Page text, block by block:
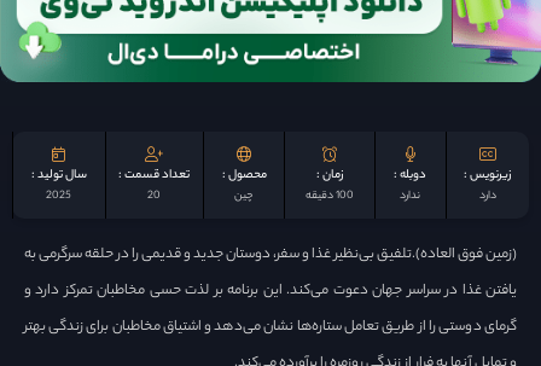
زیرنویس :
دارد
دوبله :
ندارد
زمان :
100 دقیقه
محصول :
چين
تعداد قسمت :
20
سال تولید :
2025
(زمین فوق العاده).تلفیق بی‌نظیر غذا و سفر، دوستان جدید و قدیمی را در حلقه سرگرمی به
یافتن غذا در سراسر جهان دعوت می‌کند. این برنامه بر لذت حسی مخاطبان تمرکز دارد و
گرمای دوستی را از طریق تعامل ستاره‌ها نشان می‌دهد و اشتیاق مخاطبان برای زندگی بهتر